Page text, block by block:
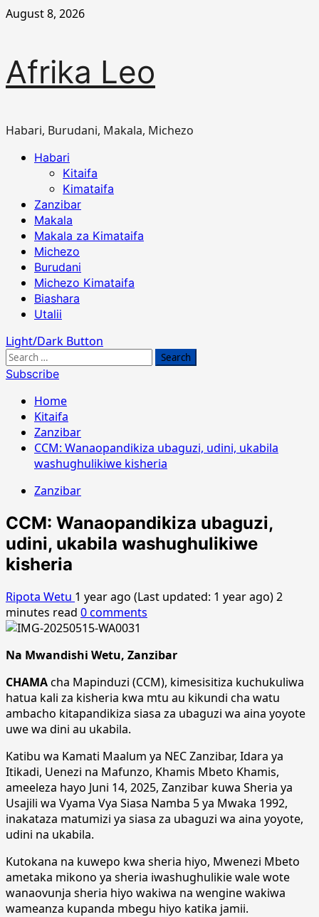
Skip
August 8, 2026
Afrika Leo
Habari, Burudani, Makala, Michezo
PrimaryHabari
Kitaifa
Kimataifa
Zanzibar
Makala
Makala za Kimataifa
Michezo
Burudani
Michezo Kimataifa
Biashara
Utalii
Light/Dark Button
Search
for:
Subscribe
Home
Kitaifa
Zanzibar
CCM: Wanaopandikiza ubaguzi, udini, ukabila
washughulikiwe kisheria
Zanzibar
CCM: Wanaopandikiza ubaguzi,
udini, ukabila washughulikiwe
kisheria
Ripota Wetu 1 year ago (Last updated: 1 year ago)2
minutes read 0 comments
Na Mwandishi Wetu, Zanzibar
CHAMAcha Mapinduzi (CCM), kimesisitiza kuchukuliwa
hatua kali za kisheria kwa mtu au kikundi cha watu
ambacho kitapandikiza siasa za ubaguzi wa aina yoyote
uwe wa dini au ukabila.
Katibu wa Kamati Maalum ya NEC Zanzibar, Idara ya
Itikadi, Uenezi na Mafunzo, Khamis Mbeto Khamis,
ameeleza hayo Juni 14, 2025, Zanzibar kuwa Sheria ya
Usajili wa Vyama Vya Siasa Namba 5 ya Mwaka 1992,
inakataza matumizi ya siasa za ubaguzi wa aina yoyote,
udini na ukabila.
Kutokana na kuwepo kwa sheria hiyo, Mwenezi Mbeto
ametaka mikono ya sheria iwashughulikie wale wote
wanaovunja sheria hiyo wakiwa na wengine wakiwa
wameanza kupanda mbegu hiyo katika jamii.